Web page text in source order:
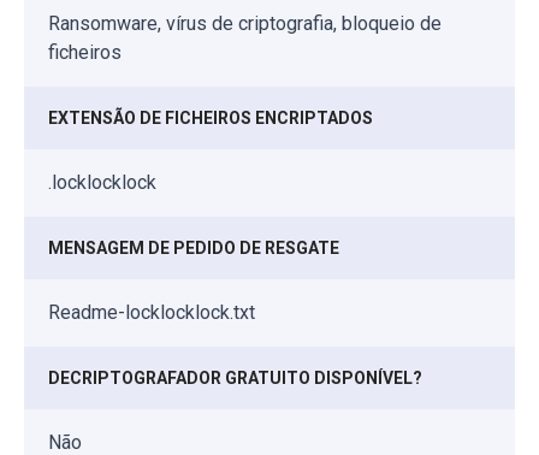
Ransomware, vírus de criptografia, bloqueio de
ficheiros
EXTENSÃO DE FICHEIROS ENCRIPTADOS
.locklocklock
MENSAGEM DE PEDIDO DE RESGATE
Readme-locklocklock.txt
DECRIPTOGRAFADOR GRATUITO DISPONÍVEL?
Não